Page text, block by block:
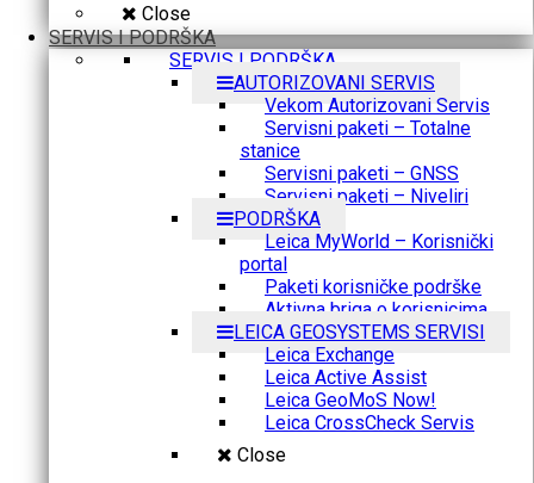
Close
SERVIS I PODRŠKA
SERVIS I PODRŠKA
AUTORIZOVANI SERVIS
Vekom Autorizovani Servis
Servisni paketi – Totalne
stanice
Servisni paketi – GNSS
Servisni paketi – Niveliri
PODRŠKA
Leica MyWorld – Korisnički
portal
Paketi korisničke podrške
Aktivna briga o korisnicima
LEICA GEOSYSTEMS SERVISI
Leica Exchange
Leica Active Assist
Leica GeoMoS Now!
Leica CrossCheck Servis
Close